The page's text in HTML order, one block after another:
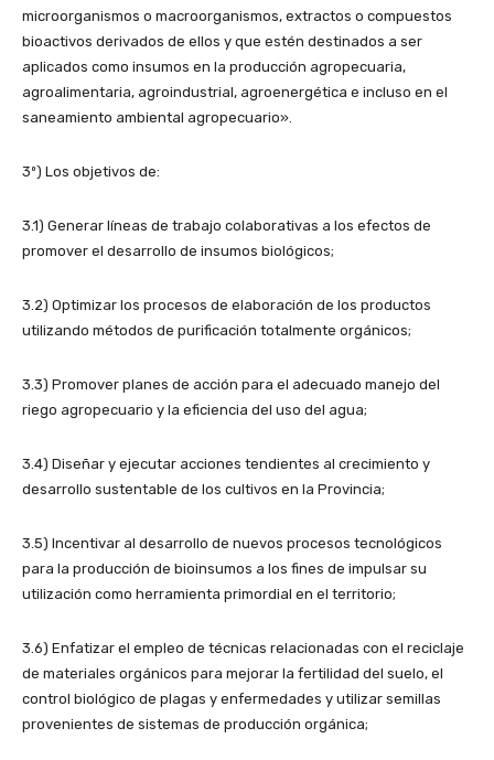
microorganismos o macroorganismos, extractos o compuestos
bioactivos derivados de ellos y que estén destinados a ser
aplicados como insumos en la producción agropecuaria,
agroalimentaria, agroindustrial, agroenergética e incluso en el
saneamiento ambiental agropecuario».
3º) Los objetivos de:
3.1) Generar líneas de trabajo colaborativas a los efectos de
promover el desarrollo de insumos biológicos;
3.2) Optimizar los procesos de elaboración de los productos
utilizando métodos de purificación totalmente orgánicos;
3.3) Promover planes de acción para el adecuado manejo del
riego agropecuario y la eficiencia del uso del agua;
3.4) Diseñar y ejecutar acciones tendientes al crecimiento y
desarrollo sustentable de los cultivos en la Provincia;
3.5) Incentivar al desarrollo de nuevos procesos tecnológicos
para la producción de bioinsumos a los fines de impulsar su
utilización como herramienta primordial en el territorio;
3.6) Enfatizar el empleo de técnicas relacionadas con el reciclaje
de materiales orgánicos para mejorar la fertilidad del suelo, el
control biológico de plagas y enfermedades y utilizar semillas
provenientes de sistemas de producción orgánica;